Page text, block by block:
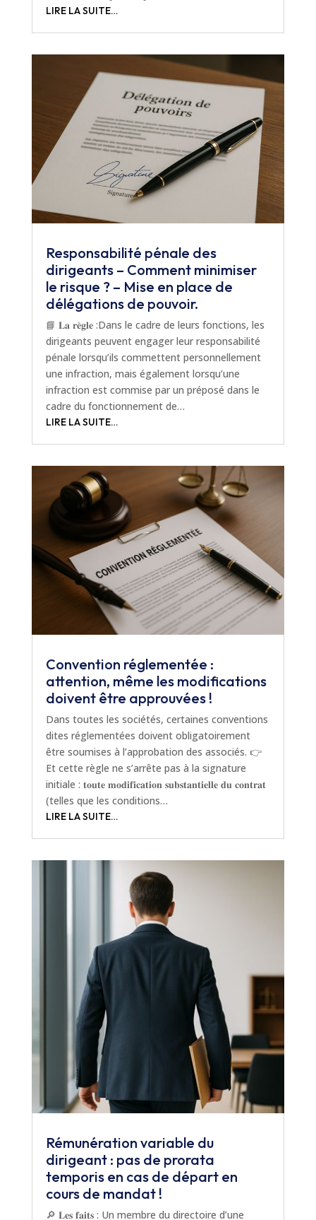
LIRE LA SUITE…
Responsabilité pénale des
dirigeants – Comment minimiser
le risque ? – Mise en place de
délégations de pouvoir.
📘 𝐋𝐚 𝐫𝐞̀𝐠𝐥𝐞 :Dans le cadre de leurs fonctions, les
dirigeants peuvent engager leur responsabilité
pénale lorsqu’ils commettent personnellement
une infraction, mais également lorsqu’une
infraction est commise par un préposé dans le
cadre du fonctionnement de…
LIRE LA SUITE…
Convention réglementée :
attention, même les modifications
doivent être approuvées !
Dans toutes les sociétés, certaines conventions
dites réglementées doivent obligatoirement
être soumises à l’approbation des associés. 👉
Et cette règle ne s’arrête pas à la signature
initiale : 𝐭𝐨𝐮𝐭𝐞 𝐦𝐨𝐝𝐢𝐟𝐢𝐜𝐚𝐭𝐢𝐨𝐧 𝐬𝐮𝐛𝐬𝐭𝐚𝐧𝐭𝐢𝐞𝐥𝐥𝐞 𝐝𝐮 𝐜𝐨𝐧𝐭𝐫𝐚𝐭
(telles que les conditions…
LIRE LA SUITE…
Rémunération variable du
dirigeant : pas de prorata
temporis en cas de départ en
cours de mandat !
🔎 𝐋𝐞𝐬 𝐟𝐚𝐢𝐭𝐬 : Un membre du directoire d’une